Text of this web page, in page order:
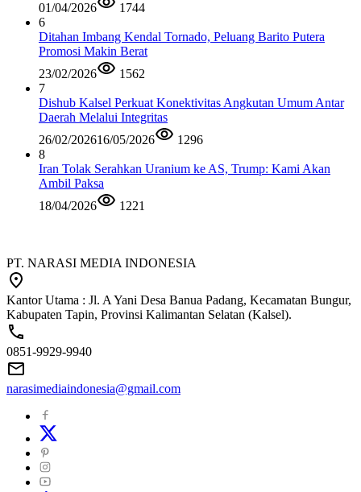
01/04/2026
1744
6
Ditahan Imbang Kendal Tornado, Peluang Barito Putera
Promosi Makin Berat
23/02/2026
1562
7
Dishub Kalsel Perkuat Konektivitas Angkutan Umum Antar
Daerah Melalui Integritas
26/02/202616/05/2026
1296
8
Iran Tolak Serahkan Uranium ke AS, Trump: Kami Akan
Ambil Paksa
18/04/2026
1221
PT. NARASI MEDIA INDONESIA
Kantor Utama : Jl. A Yani Desa Banua Padang, Kecamatan Bungur,
Kabupaten Tapin, Provinsi Kalimantan Selatan (Kalsel).
0851-9929-9940
narasimediaindonesia@gmail.com